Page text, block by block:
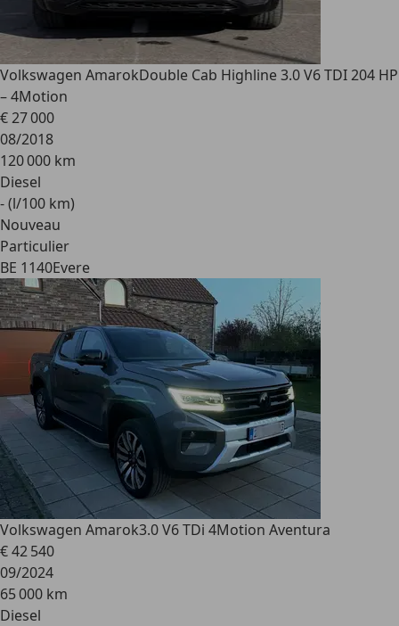
Volkswagen AmarokDouble Cab Highline 3.0 V6 TDI 204 HP
– 4Motion
€ 27 000
08/2018
120 000 km
Diesel
- (l/100 km)
Nouveau
Particulier
BE 1140Evere
Volkswagen Amarok3.0 V6 TDi 4Motion Aventura
€ 42 540
09/2024
65 000 km
Diesel